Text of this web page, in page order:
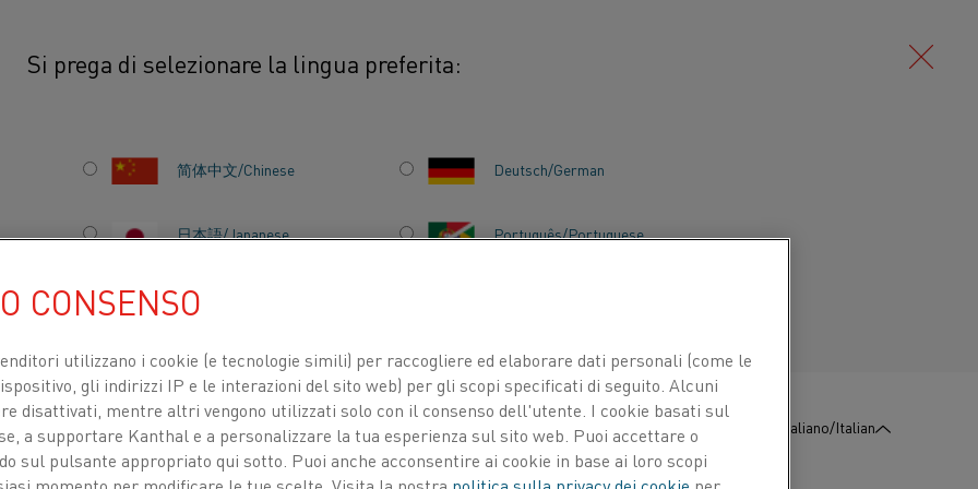
Si prega di selezionare la lingua preferita:
简体中文/Chinese Deutsch/German
日本語/Japanese Português/Portuguese
Français/French
PER CHI SIAMO CENTRO DELLE CONOSCENZE : Italiano/Italian
Kanthal® Super Kanthal® Super RA
funzionare in azoto a temperature
atmosfere ossidanti, ma, quando
percentuale di ossigeno
di rugiada di 40ºC (105ºF)
CONSENSO
utilizzano i cookie (e tecnologie simili) per raccogliere ed elaborare dati personali (come le
gli indirizzi IP e le interazioni del sito web) per gli scopi specificati di seguito. Alcuni
disattivati, mentre altri vengono utilizzati solo con il consenso dell'utente. I cookie basati sul
a supportare Kanthal e a personalizzare la tua esperienza sul sito web. Puoi accettare o
sul pulsante appropriato qui sotto. Puoi anche acconsentire ai cookie in base ai loro scopi